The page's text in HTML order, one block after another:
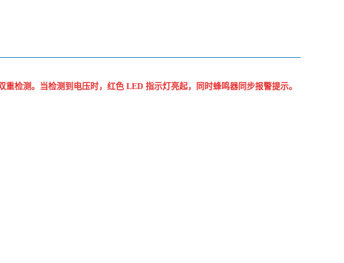
检测。当检测到电压时，红色 LED 指示灯亮起，同时蜂鸣器同步报警提示。